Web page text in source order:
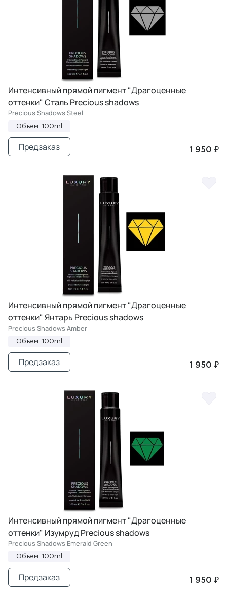
Интенсивный прямой пигмент "Драгоценные
оттенки" Сталь Precious shadows
Precious Shadows Steel
Объем: 100ml
1 950 ₽
Предзаказ
Интенсивный прямой пигмент "Драгоценные
оттенки" Янтарь Precious shadows
Precious Shadows Amber
Объем: 100ml
1 950 ₽
Предзаказ
Интенсивный прямой пигмент "Драгоценные
оттенки" Изумруд Precious shadows
Precious Shadows Emerald Green
Объем: 100ml
1 950 ₽
Предзаказ